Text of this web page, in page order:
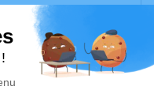
de Azé, le
reposeront près
de fleurs pas de